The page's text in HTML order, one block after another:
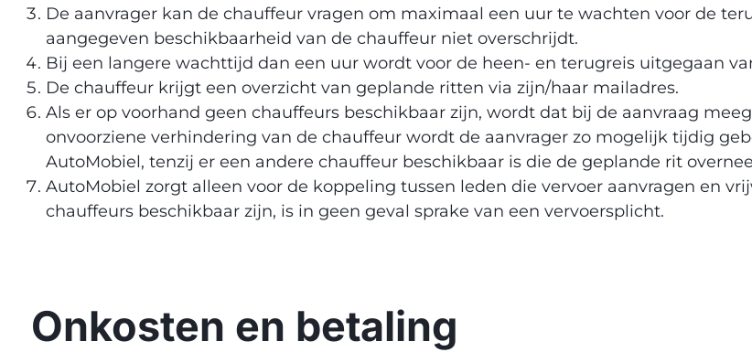
De aanvrager kan de chauffeur vragen om maximaal een uur te wachten voor de
aangegeven beschikbaarheid van de chauffeur niet overschrijdt.
Bij een langere wachttijd dan een uur wordt voor de heen- en terugreis uitgegaan
De chauffeur krijgt een overzicht van geplande ritten via zijn/haar mailadres.
Als er op voorhand geen chauffeurs beschikbaar zijn, wordt dat bij de aanvraag
onvoorziene verhindering van de chauffeur wordt de aanvrager zo mogelijk tijdig
AutoMobiel, tenzij er een andere chauffeur beschikbaar is die de geplande rit
AutoMobiel zorgt alleen voor de koppeling tussen leden die vervoer aanvragen en
chauffeurs beschikbaar zijn, is in geen geval sprake van een vervoersplicht.
Onkosten en betaling